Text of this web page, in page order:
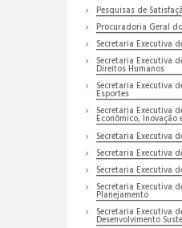
Pesquisas de
Procuradoria Geral
Secretaria Executiva
Secretaria Executiva
Direitos Humanos
Secretaria Executiva
Esportes
Secretaria Executiva
Econômico, Inovação
Secretaria Executiva
Secretaria Executiva
Secretaria Executiva
Secretaria Executiva
Planejamento
Secretaria Executiva
Desenvolvimento